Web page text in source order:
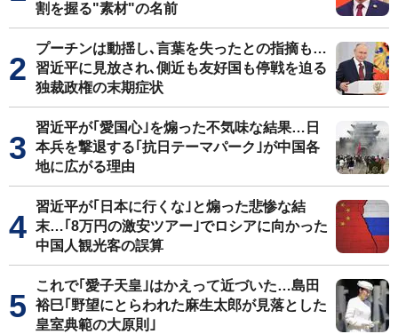
割を握る"素材"の名前
プーチンは動揺し､言葉を失ったとの指摘も…
習近平に見放され､側近も友好国も停戦を迫る
独裁政権の末期症状
習近平が｢愛国心｣を煽った不気味な結果…日
本兵を撃退する｢抗日テーマパーク｣が中国各
地に広がる理由
習近平が｢日本に行くな｣と煽った悲惨な結
末…｢8万円の激安ツアー｣でロシアに向かった
中国人観光客の誤算
これで｢愛子天皇｣はかえって近づいた…島田
裕巳｢野望にとらわれた麻生太郎が見落とした
皇室典範の大原則｣